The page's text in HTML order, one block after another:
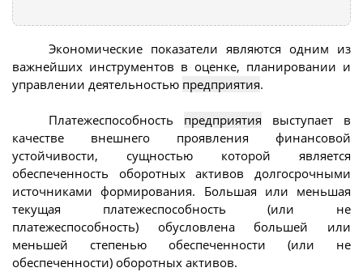
Экономические показатели являются одним из
важнейших инструментов в оценке, планировании и
управлении деятельностью предприятия.
Платежеспособность предприятия выступает в
качестве внешнего проявления финансовой
устойчивости, сущностью которой является
обеспеченность оборотных активов долгосрочными
источниками формирования. Большая или меньшая
текущая платежеспособность (или не
платежеспособность) обусловлена большей или
меньшей степенью обеспеченности (или не
обеспеченности) оборотных активов.